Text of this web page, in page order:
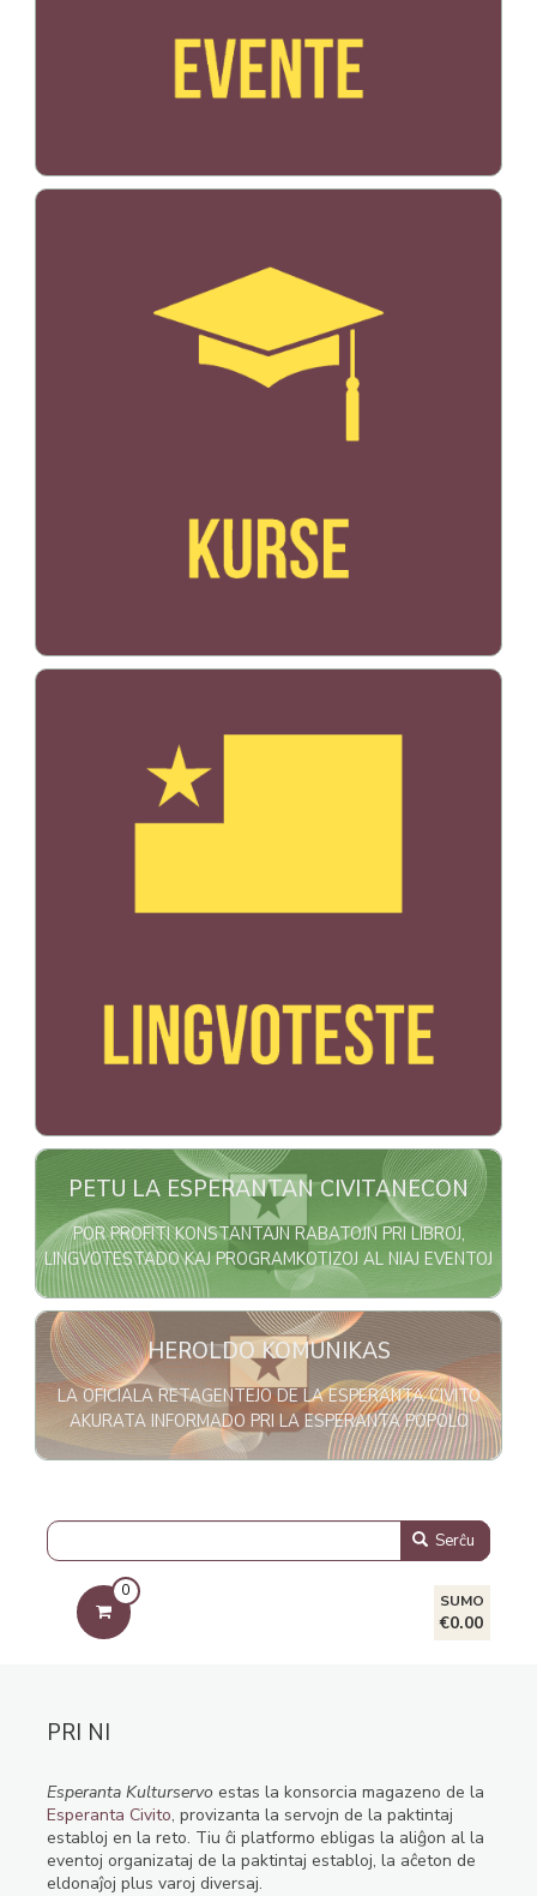
Bildo
Bildo
Bildo
PETU LA ESPERANTAN CIVITANECON
POR PROFITI KONSTANTAJN RABATOJN PRI LIBROJ,
LINGVOTESTADO KAJ PROGRAMKOTIZOJ AL NIAJ EVENTOJ
Bildo
HEROLDO KOMUNIKAS
LA OFICIALA RETAGENTEJO DE LA ESPERANTA CIVITO
AKURATA INFORMADO PRI LA ESPERANTA POPOLO
Serĉu
0
SUMO
€0.00
PRI NI
Esperanta Kulturservo estas la konsorcia magazeno de la
Esperanta Civito, provizanta la servojn de la paktintaj
establoj en la reto. Tiu ĉi platformo ebligas la aliĝon al la
eventoj organizataj de la paktintaj establoj, la aĉeton de
eldonaĵoj plus varoj diversaj.